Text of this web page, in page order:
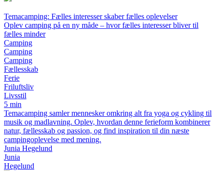
Temacamping: Fælles interesser skaber fælles oplevelser
Oplev camping på en ny måde – hvor fælles interesser bliver til
fælles minder
Camping
Camping
Camping
Fællesskab
Ferie
Friluftsliv
Livsstil
5 min
Temacamping samler mennesker omkring alt fra yoga og cykling til
musik og madlavning. Oplev, hvordan denne ferieform kombinerer
natur, fællesskab og passion, og find inspiration til din næste
campingoplevelse med mening.
Junia Hegelund
Junia
Hegelund